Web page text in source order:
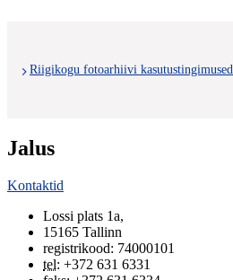
Riigikogu fotoarhiivi kasutustingimused
Jalus
Kontaktid
Lossi plats 1a,
15165 Tallinn
registrikood: 74000101
tel: +372 631 6331